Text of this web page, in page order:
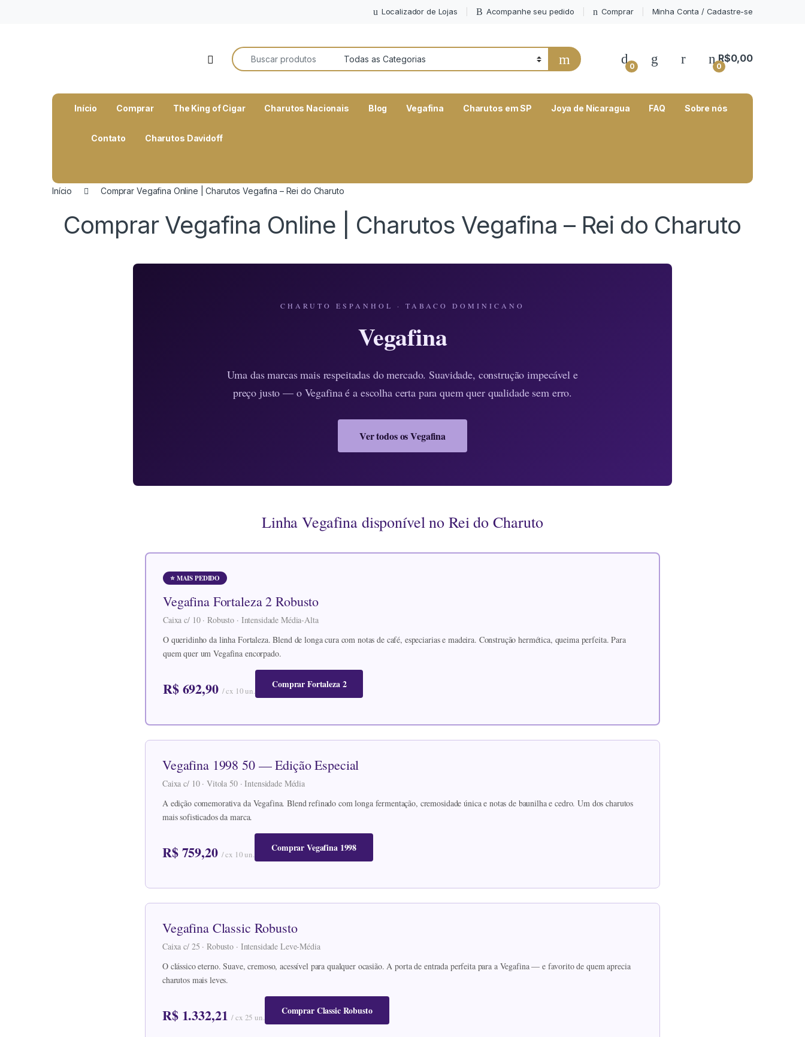
Localizador de Lojas Acompanhe seu pedido Comprar Minha Conta / Cadastre-se
Open
Search for:
0
My Account
0
R$0,00
Início Comprar The King of Cigar Charutos Nacionais Blog Vegafina Charutos em SP Joya de Nicaragua FAQ Sobre nós
Contato Charutos Davidoff
Início Comprar Vegafina Online | Charutos Vegafina – Rei do Charuto
Comprar Vegafina Online | Charutos Vegafina – Rei do Charuto
CHARUTO ESPANHOL · TABACO DOMINICANO
Vegafina
Uma das marcas mais respeitadas do mercado. Suavidade, construção impecável e
preço justo — o Vegafina é a escolha certa para quem quer qualidade sem erro.
Ver todos os Vegafina
Linha Vegafina disponível no Rei do Charuto
⭐ MAIS PEDIDO
Vegafina Fortaleza 2 Robusto
Caixa c/ 10 · Robusto · Intensidade Média-Alta
O queridinho da linha Fortaleza. Blend de longa cura com notas de café, especiarias e madeira. Construção hermética, queima perfeita. Para
quem quer um Vegafina encorpado.
R$ 692,90 / cx 10 un.
Comprar Fortaleza 2
Vegafina 1998 50 — Edição Especial
Caixa c/ 10 · Vitola 50 · Intensidade Média
A edição comemorativa da Vegafina. Blend refinado com longa fermentação, cremosidade única e notas de baunilha e cedro. Um dos charutos
mais sofisticados da marca.
R$ 759,20 / cx 10 un.
Comprar Vegafina 1998
Vegafina Classic Robusto
Caixa c/ 25 · Robusto · Intensidade Leve-Média
O clássico eterno. Suave, cremoso, acessível para qualquer ocasião. A porta de entrada perfeita para a Vegafina — e favorito de quem aprecia
charutos mais leves.
R$ 1.332,21/ cx 25 un.
Comprar Classic Robusto